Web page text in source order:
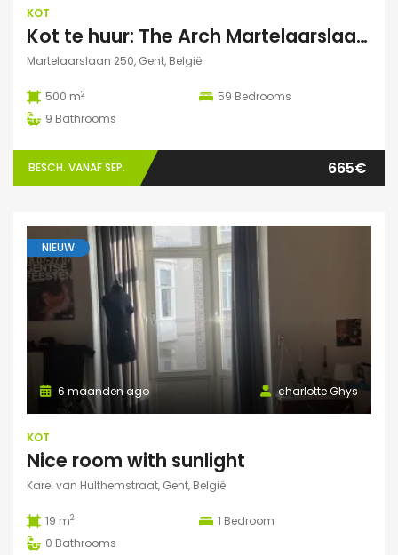
KOT
Kot te huur: The Arch Martelaarslaan 250
Martelaarslaan 250, Gent, België
500 m2 59 Bedrooms
9 Bathrooms
BESCH. VANAF SEP. 665€
NIEUW
charlotte Ghys
6 maanden ago
KOT
Nice room with sunlight
Karel van Hulthemstraat, Gent, België
19 m2 1 Bedroom
0 Bathrooms